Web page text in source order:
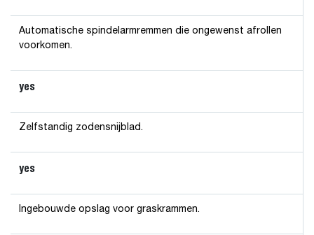
Automatische spindelarmremmen die ongewenst afrollen
voorkomen.
yes
Zelfstandig zodensnijblad.
yes
Ingebouwde opslag voor graskrammen.